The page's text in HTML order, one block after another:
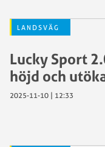
LANDSVÄG
Lucky Sport
höjd och
2025-11-10 | 12:33